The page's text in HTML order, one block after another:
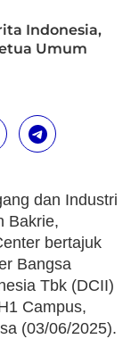
Indonesia,
Umum
dan Industri
Bakrie,
bertajuk
Bangsa
Tbk (DCII)
Campus,
(03/06/2025).